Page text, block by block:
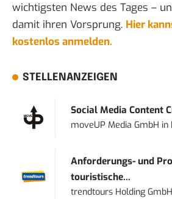
wichtigsten News des Tages –
damit ihren Vorsprung. Hier
kostenlos anmelden.
STELLENANZEIGEN
Social Media Content
moveUP Media GmbH in
Anforderungs- und
touristische...
trendtours Holding GmbH